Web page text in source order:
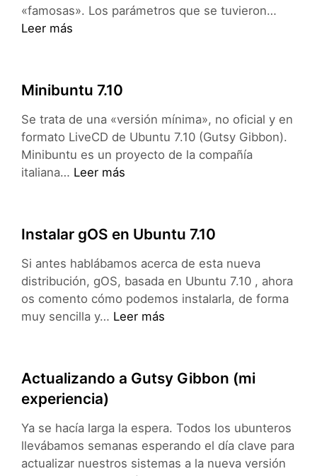
«famosas». Los parámetros que se tuvieron…
Leer más
Minibuntu 7.10
Se trata de una «versión mínima», no oficial y en
formato LiveCD de Ubuntu 7.10 (Gutsy Gibbon).
Minibuntu es un proyecto de la compañía
italiana… Minibuntu
Leer más
Instalar gOS en Ubuntu 7.10
Si antes hablábamos acerca de esta nueva
distribución, gOS, basada en Ubuntu 7.10 , ahora
os comento cómo podemos instalarla, de forma
muy sencilla y… Instalar
Ubuntu
7.10
Leer más
Actualizando a Gutsy Gibbon (mi
experiencia)
Ya se hacía larga la espera. Todos los ubunteros
llevábamos semanas esperando el día clave para
actualizar nuestros sistemas a la nueva versión